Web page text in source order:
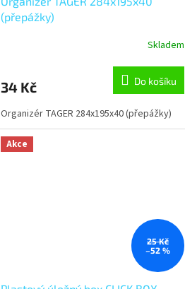
(přepážky)
Skladem
34 Kč Do košíku
Organizér TAGER 284x195x40 (přepážky)
Akce
25 Kč
–52 %